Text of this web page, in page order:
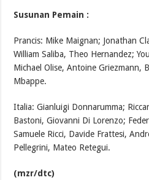
Susunan Pemain :
Prancis: Mike Maignan; Jonathan
William Saliba, Theo Hernandez;
Michael Olise, Antoine Griezmann,
Mbappe.
Italia: Gianluigi Donnarumma;
Bastoni, Giovanni Di Lorenzo;
Samuele Ricci, Davide Frattesi,
Pellegrini, Mateo Retegui.
(mzr/dtc)